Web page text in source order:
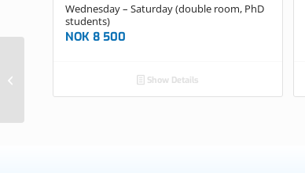
Wednesday – Saturday (double room, PhD
students)
NOK 8 500
Show Details